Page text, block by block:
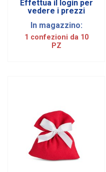
Effettua il login per
vedere i prezzi
In magazzino:
1 confezioni da 10
PZ